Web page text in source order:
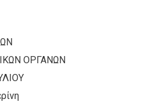
ΟΡΓΑΝΩΝ